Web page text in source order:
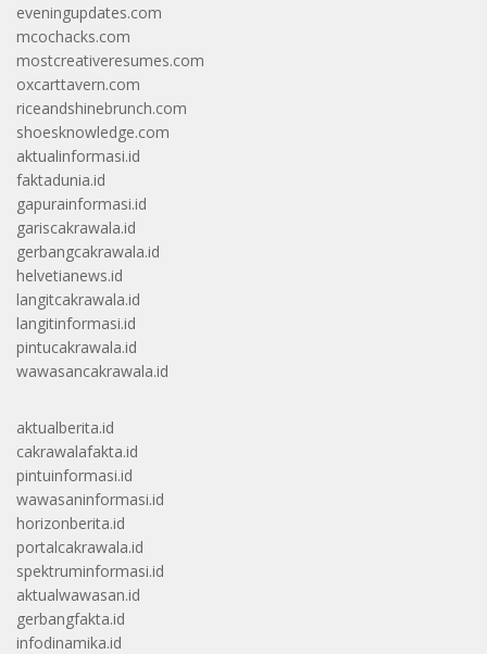
eveningupdates.com
mcochacks.com
mostcreativeresumes.com
oxcarttavern.com
riceandshinebrunch.com
shoesknowledge.com
aktualinformasi.id
faktadunia.id
gapurainformasi.id
gariscakrawala.id
gerbangcakrawala.id
helvetianews.id
langitcakrawala.id
langitinformasi.id
pintucakrawala.id
wawasancakrawala.id
aktualberita.id
cakrawalafakta.id
pintuinformasi.id
wawasaninformasi.id
horizonberita.id
portalcakrawala.id
spektruminformasi.id
aktualwawasan.id
gerbangfakta.id
infodinamika.id